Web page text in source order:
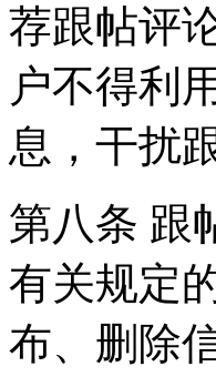
荐跟帖评
户不得利
息，干扰
第八条 跟
有关规定
布、删除